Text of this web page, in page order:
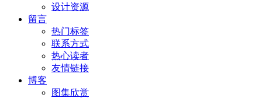
设计资源
留言
热门标签
联系方式
热心读者
友情链接
博客
图集欣赏